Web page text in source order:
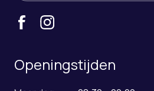
Openingstijden